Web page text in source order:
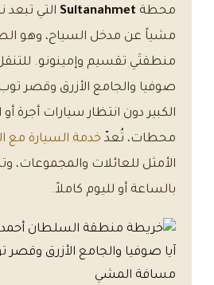
محطة Sultanahmet التي
مشياً عن مدخل السياح، وهو
منطقتَي تقسيم وإمينونو. للتنقل
صوفيا والجامع الأزرق وقصر توب
الكبير دون انتظار سيارات أجرة
محطات، تُعدّخدمة السيارة مع
الأمثل للعائلات والمجموعات،
بالساعة أو لليوم كاملاً.